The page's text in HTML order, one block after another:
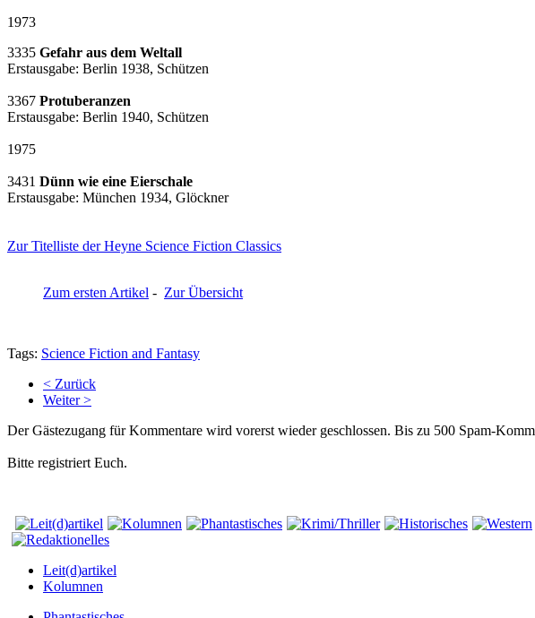
1973
3335 Gefahr aus dem Weltall
Erstausgabe: Berlin 1938, Schützen
3367 Protuberanzen
Erstausgabe: Berlin 1940, Schützen
1975
3431 Dünn wie eine Eierschale
Erstausgabe: München 1934, Glöckner
Zur Titelliste der Heyne Science Fiction Classics
Zum ersten Artikel - Zur Übersicht
Tags: Science Fiction and Fantasy
< Zurück
Weiter >
Der Gästezugang für Kommentare wird vorerst wieder geschlossen. Bis zu 500 Spam-
Bitte registriert Euch.
Leit(d)artikel
Kolumnen